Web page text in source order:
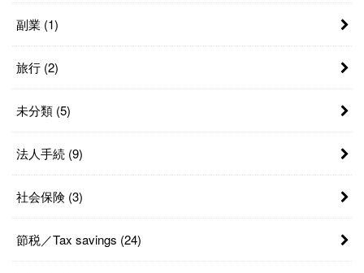
副業 (1)
旅行 (2)
未分類 (5)
法人手続 (9)
社会保険 (3)
節税／Tax savings (24)